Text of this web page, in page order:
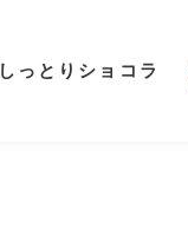
しっとりショコラ